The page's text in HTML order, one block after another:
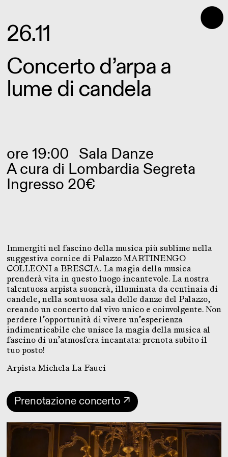
⬤
26.11
Concerto d’arpa a
lume di candela
ore 19:00 Sala Danze
A cura di Lombardia Segreta
Ingresso 20€
Immergiti nel fascino della musica più sublime nella
suggestiva cornice di Palazzo MARTINENGO
COLLEONI a BRESCIA. La magia della musica
prenderà vita in questo luogo incantevole. La nostra
talentuosa arpista suonerà, illuminata da centinaia di
candele, nella sontuosa sala delle danze del Palazzo,
creando un concerto dal vivo unico e coinvolgente. Non
perdere l’opportunità di vivere un’esperienza
indimenticabile che unisce la magia della musica al
fascino di un’atmosfera incantata: prenota subito il
tuo posto!
Arpista Michela La Fauci
Prenotazione concerto ↗